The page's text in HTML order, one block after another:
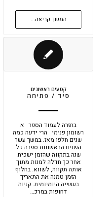
המשך קריאה...
קטעים ראשונים
סיד / פתיחה
בחזרה לעמוד הספר א
רשומון פנימי הרי ידעה כמה
שנים חלפו מאז. במשך עשר
השנים הראשונות ספרה כל
שנה בתקווה שהזמן ישכיח.
אחר כך חדלה למנות מתוך
אותה תקווה, לשווא. בחלוף
הזמן טמנה את התאריך
בעשייה היומיומית. קניות
דחופות במרכ…